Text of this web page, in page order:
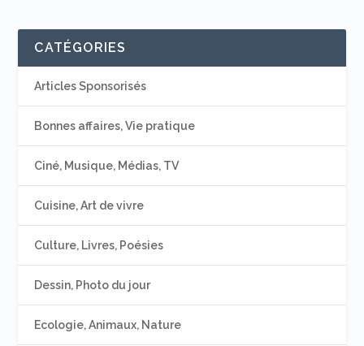
CATÉGORIES
Articles Sponsorisés
Bonnes affaires, Vie pratique
Ciné, Musique, Médias, TV
Cuisine, Art de vivre
Culture, Livres, Poésies
Dessin, Photo du jour
Ecologie, Animaux, Nature